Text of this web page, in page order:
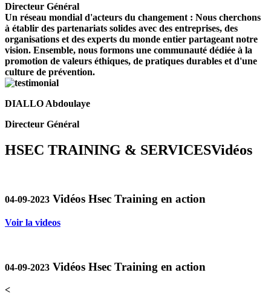
Directeur Général
Un réseau mondial d'acteurs du changement : Nous cherchons
à établir des partenariats solides avec des entreprises, des
organisations et des experts du monde entier partageant notre
vision. Ensemble, nous formons une communauté dédiée à la
promotion de valeurs éthiques, de pratiques durables et d'une
culture de prévention.
DIALLO Abdoulaye
Directeur Général
HSEC TRAINING & SERVICESVidéos
04-09-2023 Vidéos Hsec Training en action
Voir la videos
04-09-2023 Vidéos Hsec Training en action
<